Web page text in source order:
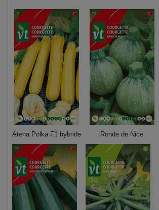
Atena Polka F1 hybride Ronde de Nice